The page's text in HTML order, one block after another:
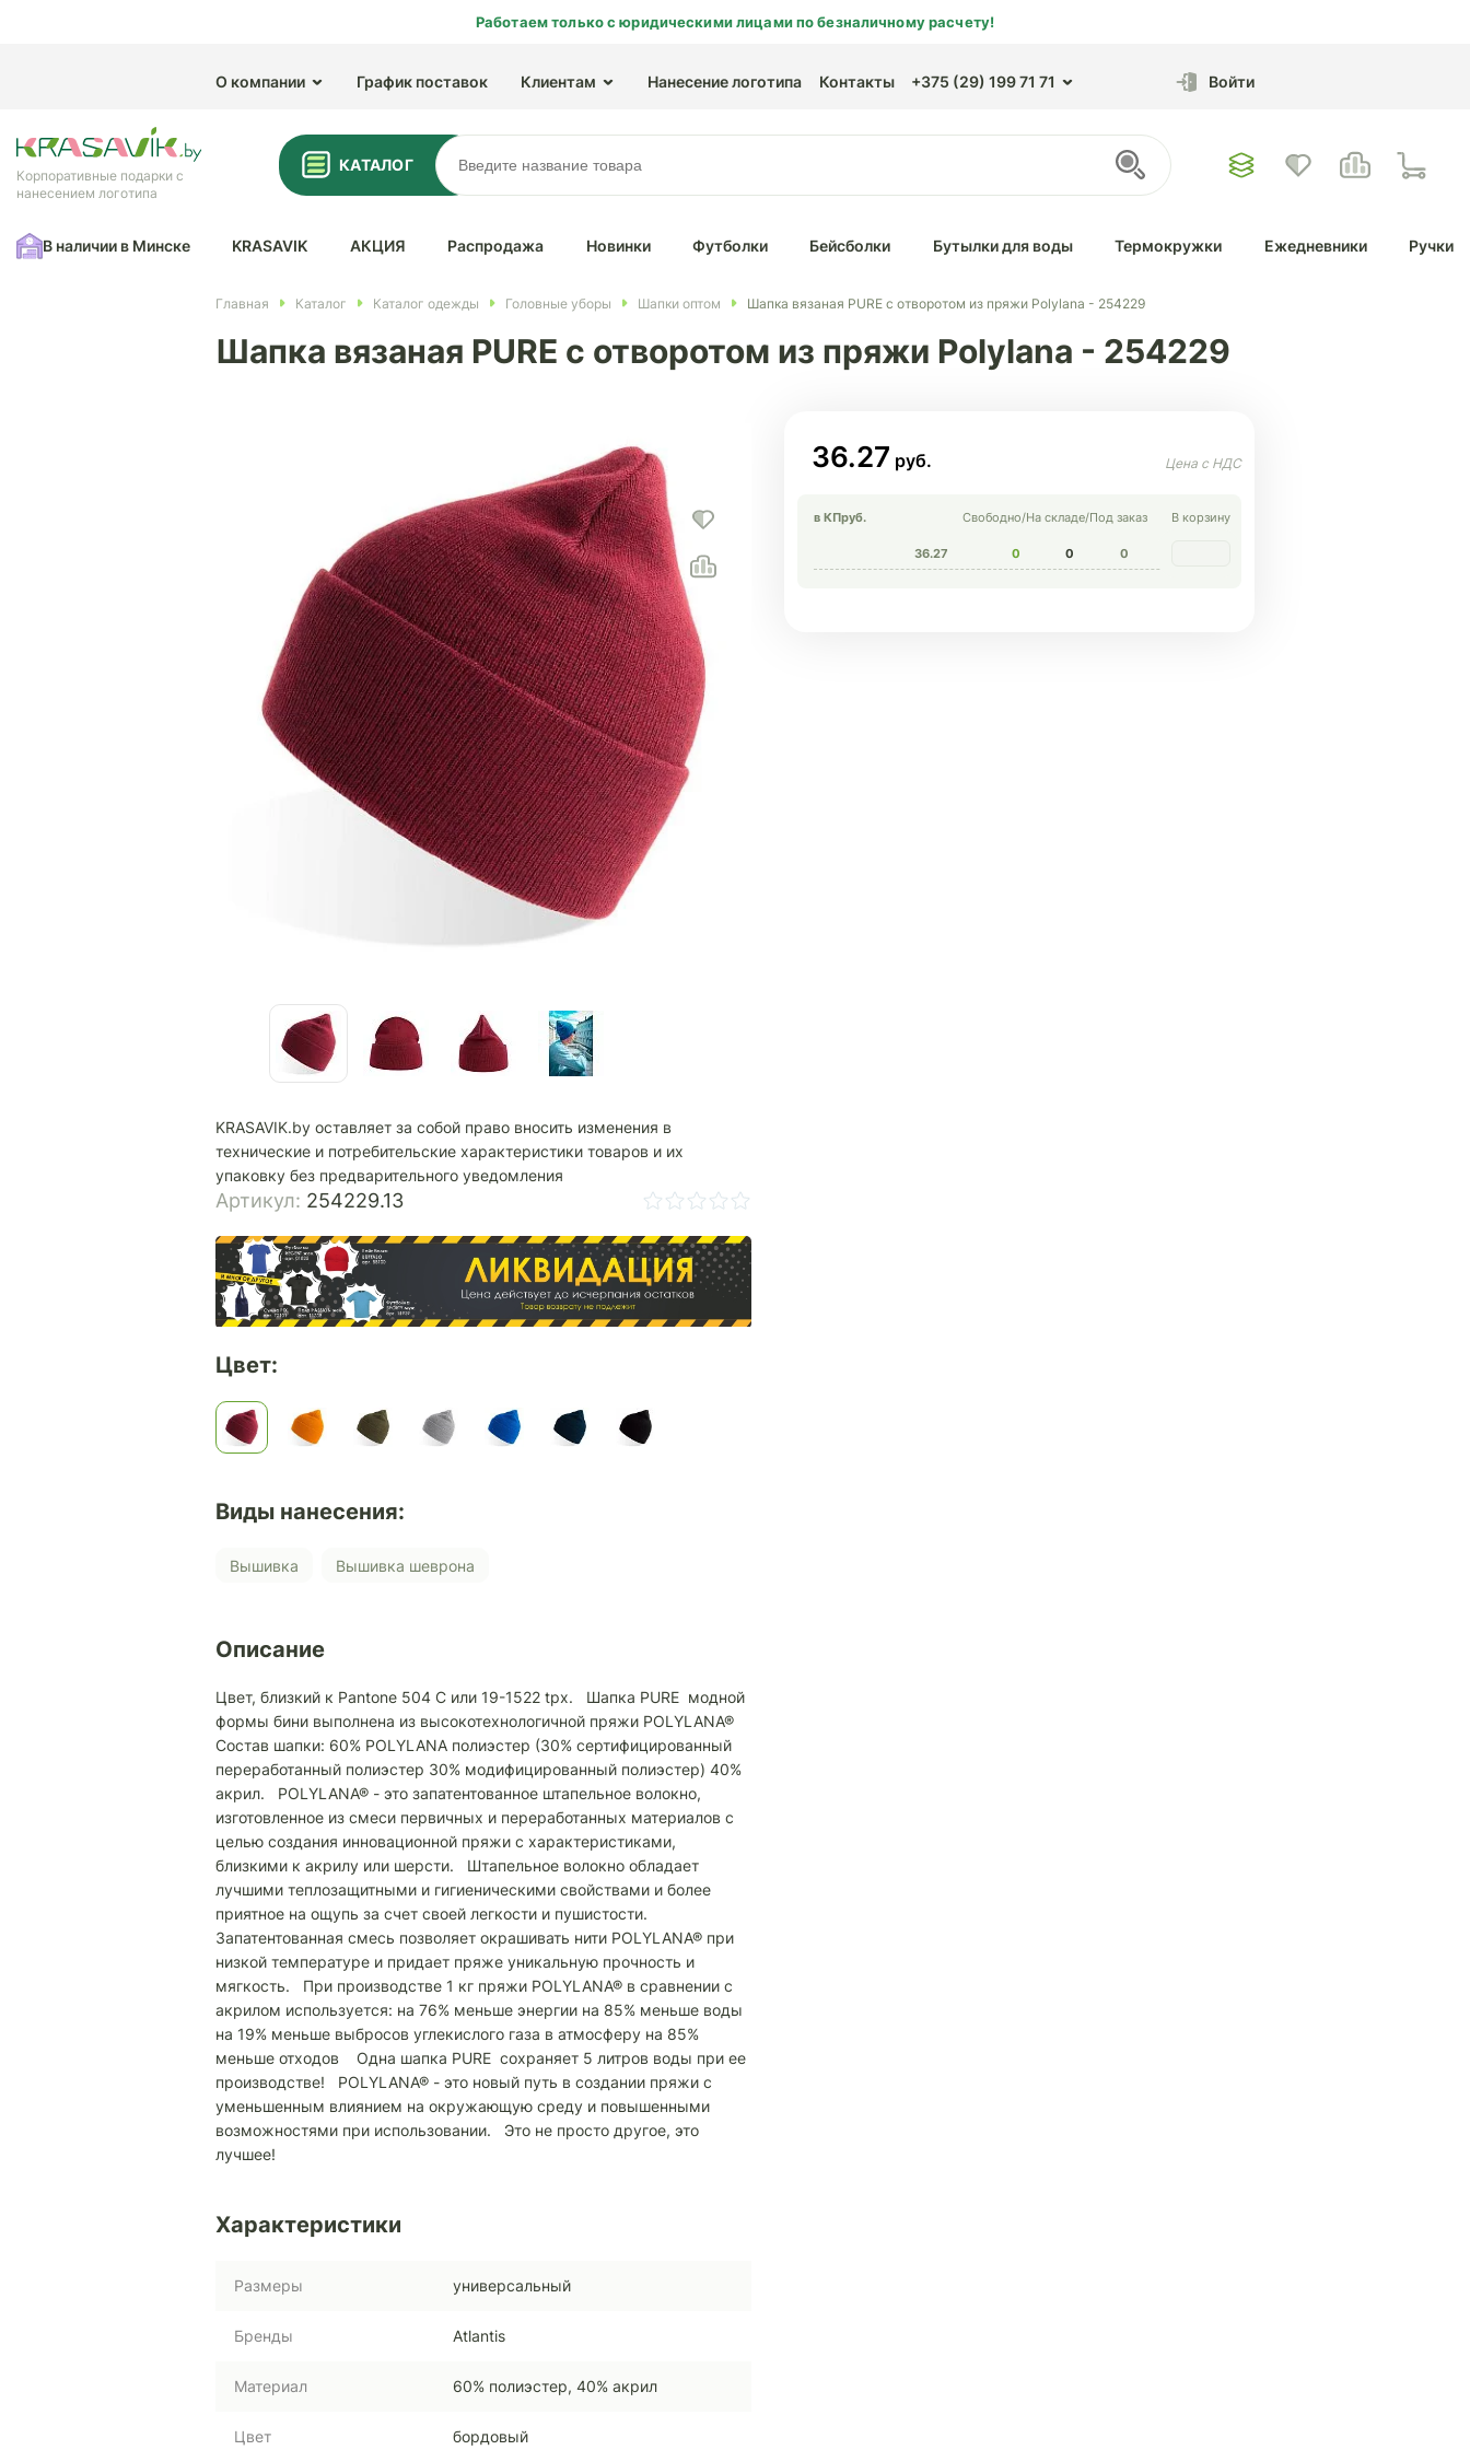
Работаем только с юридическими лицами по безналичному расчету!
О компании График поставок Клиентам Нанесение логотипа Контакты +375 (29) 199 71 71 Войти
Корпоративные подарки с
нанесением логотипа
КАТАЛОГ
В наличии в Минске KRASAVIK АКЦИЯ Распродажа Новинки Футболки Бейсболки Бутылки для воды Термокружки Ежедневники Ручки
Главная Каталог Каталог одежды Головные уборы Шапки оптом Шапка вязаная PURE с отворотом из пряжи Polylana - 254229
Шапка вязаная PURE с отворотом из пряжи Polylana - 254229
KRASAVIK.by оставляет за собой право вносить изменения в
технические и потребительские характеристики товаров и их
упаковку без предварительного уведомления
Артикул: 254229.13
Цвет:
Виды нанесения:
Вышивка Вышивка шеврона
Описание
Цвет, близкий к Pantone 504 C или 19-1522 tpx. Шапка PURE модной
формы бини выполнена из высокотехнологичной пряжи POLYLANA®
Состав шапки: 60% POLYLANA полиэстер (30% сертифицированный
переработанный полиэстер 30% модифицированный полиэстер) 40%
акрил. POLYLANA® - это запатентованное штапельное волокно,
изготовленное из смеси первичных и переработанных материалов с
целью создания инновационной пряжи с характеристиками,
близкими к акрилу или шерсти. Штапельное волокно обладает
лучшими теплозащитными и гигиеническими свойствами и более
приятное на ощупь за счет своей легкости и пушистости.
Запатентованная смесь позволяет окрашивать нити POLYLANA® при
низкой температуре и придает пряже уникальную прочность и
мягкость. При производстве 1 кг пряжи POLYLANA® в сравнении с
акрилом используется: на 76% меньше энергии на 85% меньше воды
на 19% меньше выбросов углекислого газа в атмосферу на 85%
меньше отходов Одна шапка PURE сохраняет 5 литров воды при ее
производстве! POLYLANA® - это новый путь в создании пряжи с
уменьшенным влиянием на окружающую среду и повышенными
возможностями при использовании. Это не просто другое, это
лучшее!
Характеристики
Размеры универсальный
Бренды Atlantis
Материал 60% полиэстер, 40% акрил
Цвет бордовый
36.27
в КПруб. Свободно/На складе/Под заказ В корзину
36.27 0 0 0